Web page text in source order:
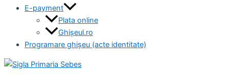
E-payment
Plata online
Ghișeul.ro
Programare ghișeu (acte identitate)